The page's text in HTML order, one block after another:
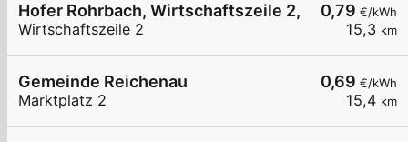
0,79 €/kWh
15,3 km
Hofer Rohrbach, Wirtschaftszeile 2, 01
Wirtschaftszeile 2
0,69 €/kWh
15,4 km
Gemeinde Reichenau
Marktplatz 2